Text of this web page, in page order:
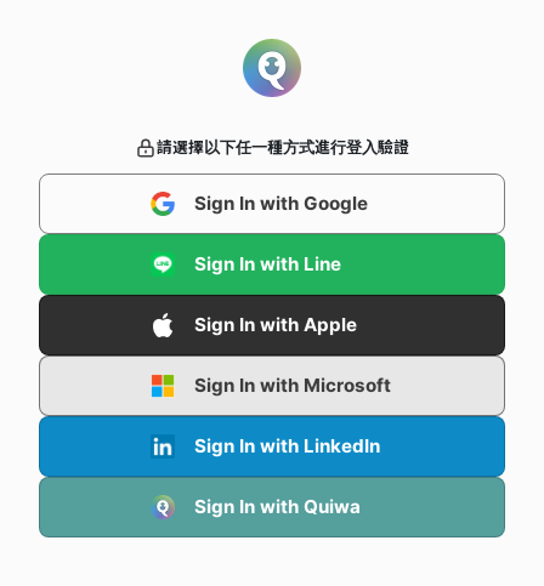
請選擇以下任一種方式進行登入驗證
Sign In with Google
Sign In with Line
Sign In with Apple
Sign In with Microsoft
Sign In with LinkedIn
Sign In with Quiwa